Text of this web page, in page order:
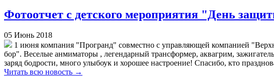
Фотоотчет с детского мероприятия "День
05 Июнь 2018
1 июня компания "Програнд" совместно с управляющей компанией
бор". Веселые анмиматоры , легендарный трансформер, аквагрим,
заряд бодрости, много улыбоук и хорошее настроение! Спасибо, кто
Читать всю новость →